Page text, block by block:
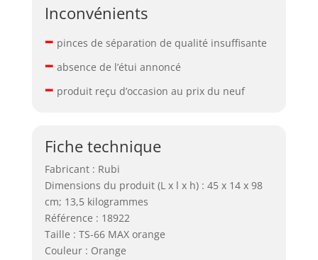
Inconvénients
– pinces de séparation de qualité insuffisante
– absence de l’étui annoncé
– produit reçu d’occasion au prix du neuf
Fiche technique
Fabricant : Rubi
Dimensions du produit (L x l x h) : 45 x 14 x 98
cm; 13,5 kilogrammes
Référence : 18922
Taille : TS-66 MAX orange
Couleur : Orange